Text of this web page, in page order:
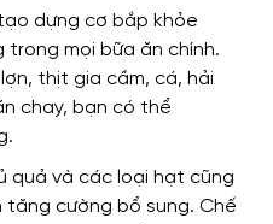
dựng cơ bắp khỏe
trong mọi bữa ăn chính.
thịt gia cầm, cá, hải
chay, bạn có thể
quả và các loại hạt cũng
tăng cường bổ sung. Chế